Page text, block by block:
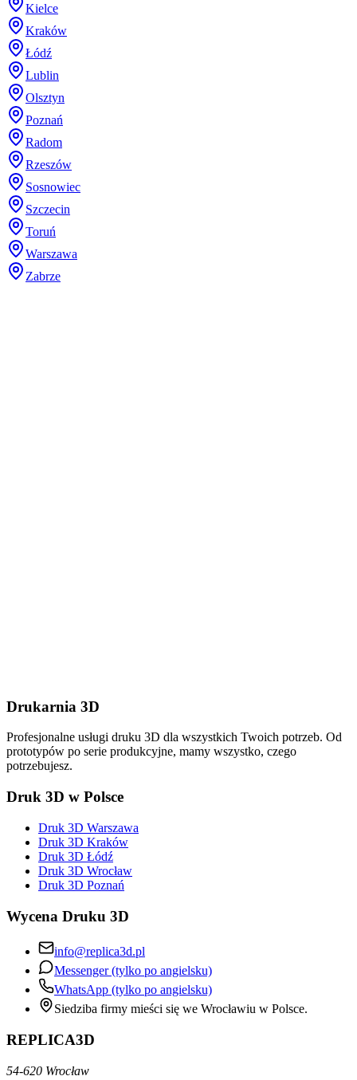
Kielce
Kraków
Łódź
Lublin
Olsztyn
Poznań
Radom
Rzeszów
Sosnowiec
Szczecin
Toruń
Warszawa
Zabrze
Drukarnia 3D
Profesjonalne usługi druku 3D dla wszystkich Twoich potrzeb. Od
prototypów po serie produkcyjne, mamy wszystko, czego
potrzebujesz.
Druk 3D w Polsce
Druk 3D Warszawa
Druk 3D Kraków
Druk 3D Łódź
Druk 3D Wrocław
Druk 3D Poznań
Wycena Druku 3D
info@replica3d.pl
Messenger (tylko po angielsku)
WhatsApp (tylko po angielsku)
Siedziba firmy mieści się we Wrocławiu w Polsce.
REPLICA3D
54-620 Wrocław